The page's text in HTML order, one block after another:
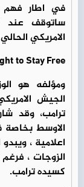
في اطار فهم
ساتوقف عند
الامريكي
to Stay Free
ترامب، وقد
الاوسط بخاصة
اعلامية ،
كسيده ترامب.